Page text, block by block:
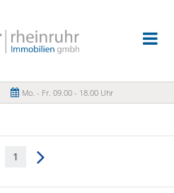
Mo. - Fr. 09.00 - 18.00 Uhr
1